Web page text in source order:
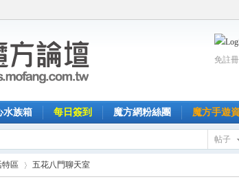
免註
水族箱 每日簽到 魔方網粉絲團 魔方手遊
帖子
特區 五花八門聊天室